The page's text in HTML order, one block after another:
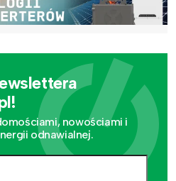
nowościami i
odnawialnej.